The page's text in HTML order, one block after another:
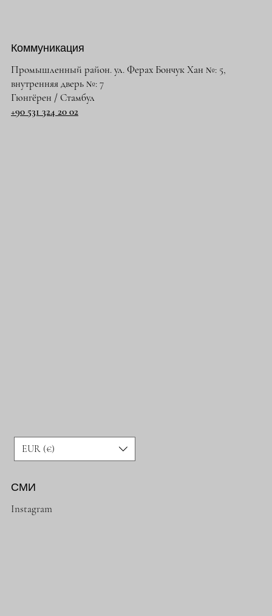
Коммуникация
Промышленный район. ул. Ферах Бончук Хан №: 5,
внутренняя дверь №: 7
Гюнгёрен / Стамбул
+90 531 324 20 02
EUR (€)
СМИ
Instagram